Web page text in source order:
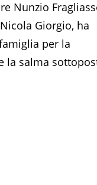
Nunzio
Giorgio, ha
per la
la salma